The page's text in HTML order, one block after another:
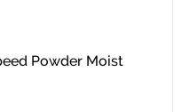
Powder Moist